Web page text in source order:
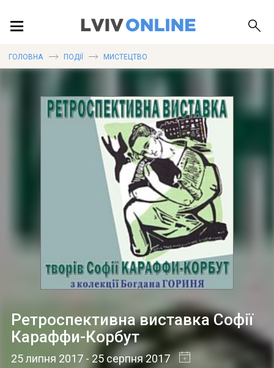
ГОЛОВНА ПОДІЇ МИСТЕЦТВО
Ретроспективна виставка Софії
Караффи-Корбут
25 липня 2017- 25 серпня 2017